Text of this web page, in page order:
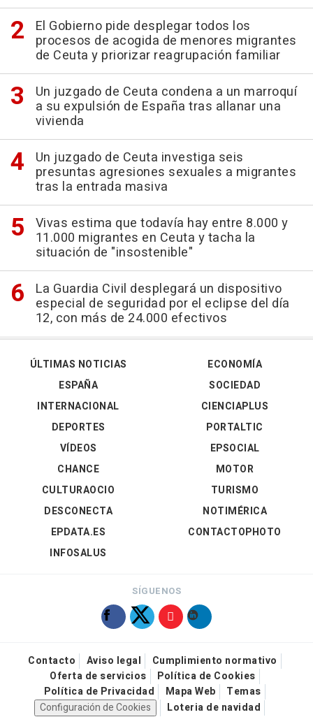
El Gobierno pide desplegar todos los
procesos de acogida de menores migrantes
de Ceuta y priorizar reagrupación familiar
Un juzgado de Ceuta condena a un marroquí
a su expulsión de España tras allanar una
vivienda
Un juzgado de Ceuta investiga seis
presuntas agresiones sexuales a migrantes
tras la entrada masiva
Vivas estima que todavía hay entre 8.000 y
11.000 migrantes en Ceuta y tacha la
situación de "insostenible"
La Guardia Civil desplegará un dispositivo
especial de seguridad por el eclipse del día
12, con más de 24.000 efectivos
ÚLTIMAS NOTICIAS
ESPAÑA
INTERNACIONAL
DEPORTES
VÍDEOS
ECONOMÍA
SOCIEDAD
CIENCIAPLUS
PORTALTIC
EPSOCIAL
CHANCE
CULTURAOCIO
DESCONECTA
EPDATA.ES
INFOSALUS
MOTOR
TURISMO
NOTIMÉRICA
CONTACTOPHOTO
SÍGUENOS
Contacto Aviso legal
Cumplimiento normativo
Oferta de servicios
Política de Cookies
Política de Privacidad
Mapa Web
Temas
Configuración de Cookies
Loteria de navidad